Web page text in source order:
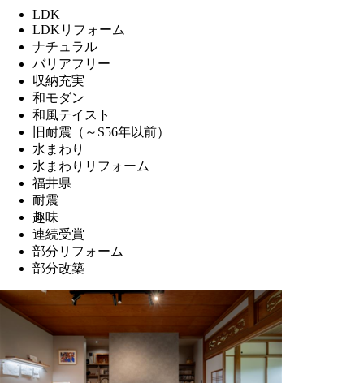
LDK
LDKリフォーム
ナチュラル
バリアフリー
収納充実
和モダン
和風テイスト
旧耐震（～S56年以前）
水まわり
水まわりリフォーム
福井県
耐震
趣味
連続受賞
部分リフォーム
部分改築